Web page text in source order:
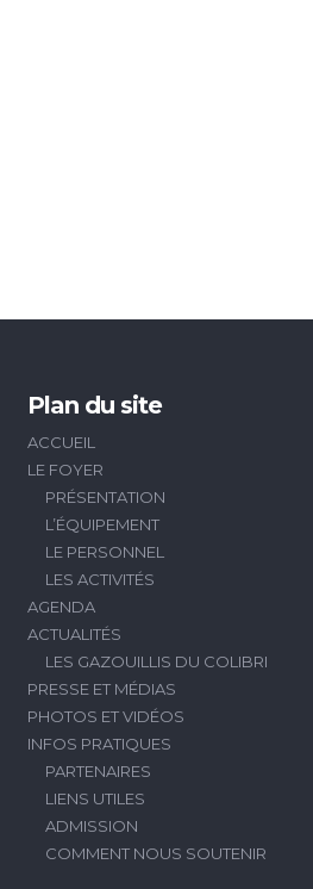
Plan du site
ACCUEIL
LE FOYER
PRÉSENTATION
L’ÉQUIPEMENT
LE PERSONNEL
LES ACTIVITÉS
AGENDA
ACTUALITÉS
LES GAZOUILLIS DU COLIBRI
PRESSE ET MÉDIAS
PHOTOS ET VIDÉOS
INFOS PRATIQUES
PARTENAIRES
LIENS UTILES
ADMISSION
COMMENT NOUS SOUTENIR